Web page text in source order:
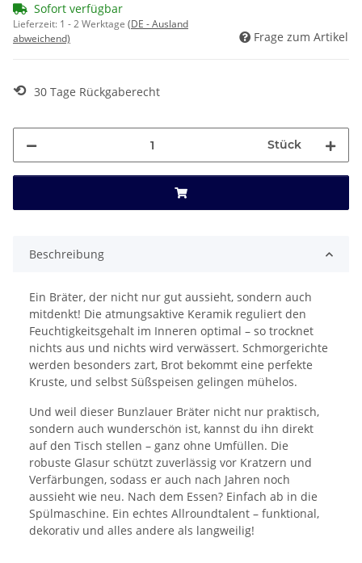
Sofort verfügbar
Lieferzeit: 1 - 2 Werktage (DE - Ausland
abweichend)
Frage zum Artikel
⟲ 30 Tage Rückgaberecht
Stück
Beschreibung
Ein Bräter, der nicht nur gut aussieht, sondern auch
mitdenkt! Die atmungsaktive Keramik reguliert den
Feuchtigkeitsgehalt im Inneren optimal – so trocknet
nichts aus und nichts wird verwässert. Schmorgerichte
werden besonders zart, Brot bekommt eine perfekte
Kruste, und selbst Süßspeisen gelingen mühelos.
Und weil dieser Bunzlauer Bräter nicht nur praktisch,
sondern auch wunderschön ist, kannst du ihn direkt
auf den Tisch stellen – ganz ohne Umfüllen. Die
robuste Glasur schützt zuverlässig vor Kratzern und
Verfärbungen, sodass er auch nach Jahren noch
aussieht wie neu. Nach dem Essen? Einfach ab in die
Spülmaschine. Ein echtes Allroundtalent – funktional,
dekorativ und alles andere als langweilig!